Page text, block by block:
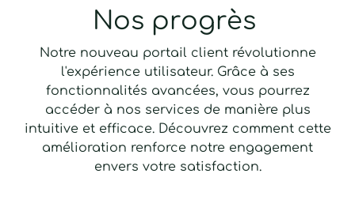
Nos progrès
Notre nouveau portail client révolutionne
l'expérience utilisateur. Grâce à ses
fonctionnalités avancées, vous pourrez
accéder à nos services de manière plus
intuitive et efficace. Découvrez comment cette
amélioration renforce notre engagement
envers votre satisfaction.